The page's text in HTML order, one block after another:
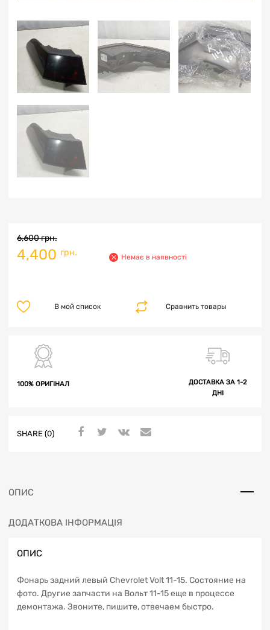
6,600грн.
4,400 грн. Немає в наявності
Сравнить товары
В мой список
100% ОРИГІНАЛ
ДОСТАВКА ЗА 1-2
ДНІ
SHARE (0)
ОПИС
ДОДАТКОВА ІНФОРМАЦІЯ
ОПИС
Фонарь задний левый Chevrolet Volt 11-15. Состояние на
фото. Другие запчасти на Вольт 11-15 еще в процессе
демонтажа. Звоните, пишите, отвечаем быстро.